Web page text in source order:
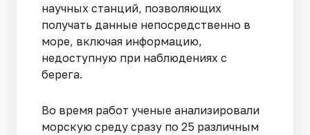
научных станций, позволяющих
получать данные непосредственно в
море, включая информацию,
недоступную при наблюдениях с
берега.
Во время работ ученые анализировали
морскую среду сразу по 25 различным